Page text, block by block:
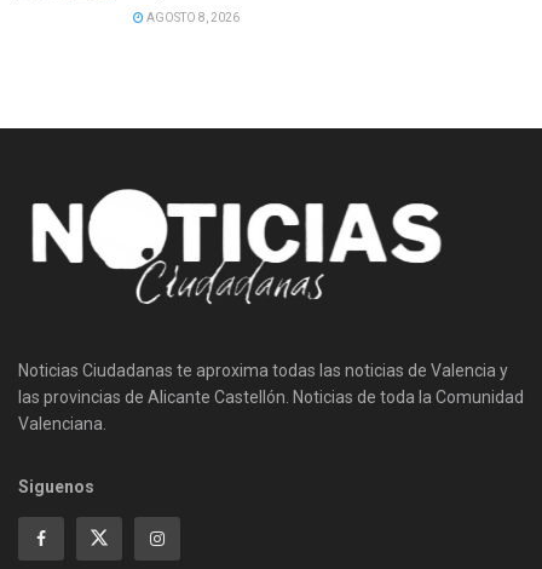
AGOSTO 8, 2026
Noticias Ciudadanas te aproxima todas las noticias de Valencia y
las provincias de Alicante Castellón. Noticias de toda la Comunidad
Valenciana.
Siguenos